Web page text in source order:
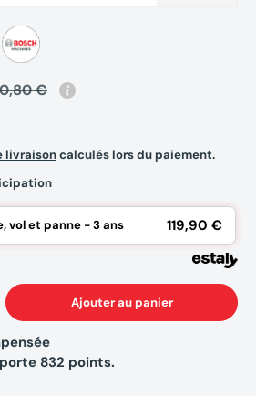
€
livraisoncalculés lors du paiement.
vol et panne - 3 ans 119,90 €
Ajouter au panier
832 points.